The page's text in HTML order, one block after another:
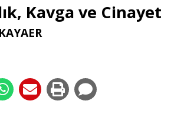
Dünya
Söyleşi
Kavga ve Cinayet